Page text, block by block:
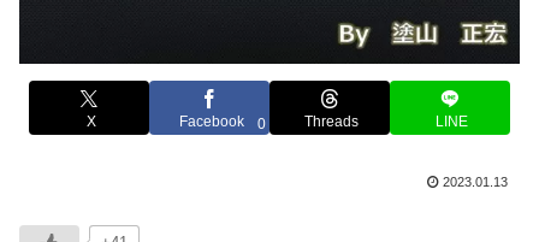
X Facebook 0 Threads LINE
2023.01.13